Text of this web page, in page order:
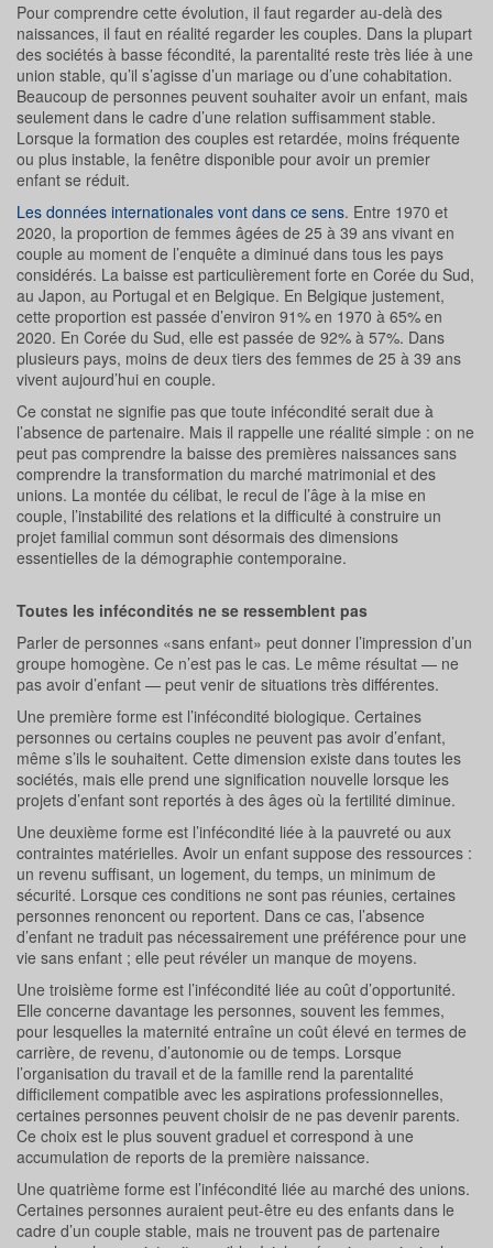
Pour comprendre cette évolution, il faut regarder au-delà des
naissances, il faut en réalité regarder les couples. Dans la plupart
des sociétés à basse fécondité, la parentalité reste très liée à une
union stable, qu’il s’agisse d’un mariage ou d’une cohabitation.
Beaucoup de personnes peuvent souhaiter avoir un enfant, mais
seulement dans le cadre d’une relation suffisamment stable.
Lorsque la formation des couples est retardée, moins fréquente
ou plus instable, la fenêtre disponible pour avoir un premier
enfant se réduit.
Les données internationales vont dans ce sens. Entre 1970 et
2020, la proportion de femmes âgées de 25 à 39 ans vivant en
couple au moment de l’enquête a diminué dans tous les pays
considérés. La baisse est particulièrement forte en Corée du Sud,
au Japon, au Portugal et en Belgique. En Belgique justement,
cette proportion est passée d’environ 91% en 1970 à 65% en
2020. En Corée du Sud, elle est passée de 92% à 57%. Dans
plusieurs pays, moins de deux tiers des femmes de 25 à 39 ans
vivent aujourd’hui en couple.
Ce constat ne signifie pas que toute infécondité serait due à
l’absence de partenaire. Mais il rappelle une réalité simple : on ne
peut pas comprendre la baisse des premières naissances sans
comprendre la transformation du marché matrimonial et des
unions. La montée du célibat, le recul de l’âge à la mise en
couple, l’instabilité des relations et la difficulté à construire un
projet familial commun sont désormais des dimensions
essentielles de la démographie contemporaine.
Toutes les infécondités ne se ressemblent pas
Parler de personnes «sans enfant» peut donner l’impression d’un
groupe homogène. Ce n’est pas le cas. Le même résultat — ne
pas avoir d’enfant — peut venir de situations très différentes.
Une première forme est l’infécondité biologique. Certaines
personnes ou certains couples ne peuvent pas avoir d’enfant,
même s’ils le souhaitent. Cette dimension existe dans toutes les
sociétés, mais elle prend une signification nouvelle lorsque les
projets d’enfant sont reportés à des âges où la fertilité diminue.
Une deuxième forme est l’infécondité liée à la pauvreté ou aux
contraintes matérielles. Avoir un enfant suppose des ressources :
un revenu suffisant, un logement, du temps, un minimum de
sécurité. Lorsque ces conditions ne sont pas réunies, certaines
personnes renoncent ou reportent. Dans ce cas, l’absence
d’enfant ne traduit pas nécessairement une préférence pour une
vie sans enfant ; elle peut révéler un manque de moyens.
Une troisième forme est l’infécondité liée au coût d’opportunité.
Elle concerne davantage les personnes, souvent les femmes,
pour lesquelles la maternité entraîne un coût élevé en termes de
carrière, de revenu, d’autonomie ou de temps. Lorsque
l’organisation du travail et de la famille rend la parentalité
difficilement compatible avec les aspirations professionnelles,
certaines personnes peuvent choisir de ne pas devenir parents.
Ce choix est le plus souvent graduel et correspond à une
accumulation de reports de la première naissance.
Une quatrième forme est l’infécondité liée au marché des unions.
Certaines personnes auraient peut-être eu des enfants dans le
cadre d’un couple stable, mais ne trouvent pas de partenaire